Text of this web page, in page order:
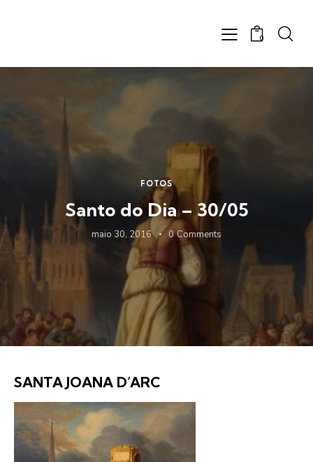
0
FOTOS
Santo do Dia – 30/05
maio 30, 2016 0 Comments
SANTA JOANA D’ARC